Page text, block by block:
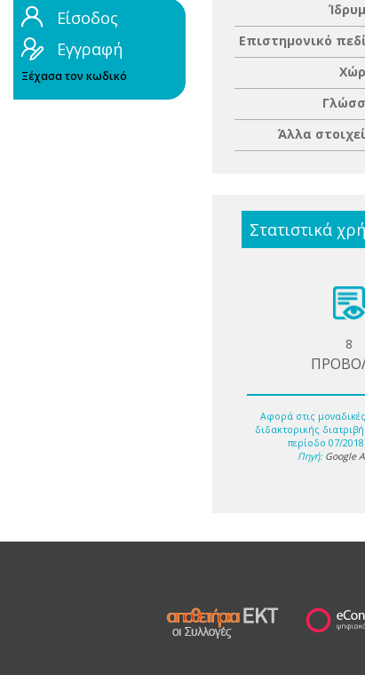
Είσοδος
Εγγραφή
Ξέχασα τον κωδικό
Επιστημονικό
Άλλα
Στατιστικά
8
Αφορά στις
διδακτορικής
περίοδο 07/
Πηγή: Google